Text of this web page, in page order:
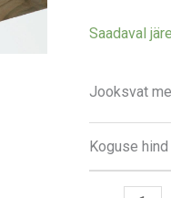
Saadaval
Jooksvat
Koguse hind